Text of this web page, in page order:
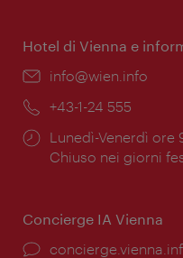
Hotel di Vienna e
Email:
info@wien.info
Telefono:
+43-1-24 555
Orari
di
Lunedì-Venerdì ore
Chiuso nei giorni
Concierge IA Vienna
Ort: